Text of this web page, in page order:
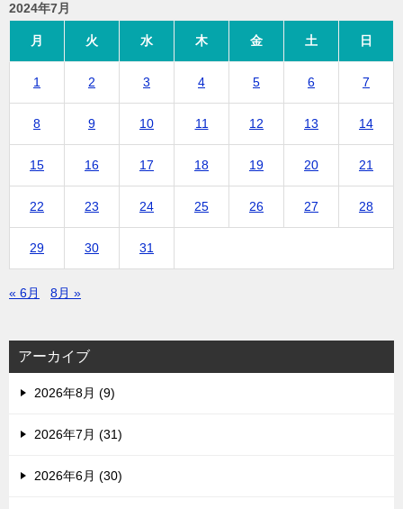
2024年7月
月 火 水 木 金 土 日
1 2 3 4 5 6 7
8 9 10 11 12 13 14
15 16 17 18 19 20 21
22 23 24 25 26 27 28
29 30 31
« 6月 8月 »
アーカイブ
2026年8月 (9)
2026年7月 (31)
2026年6月 (30)